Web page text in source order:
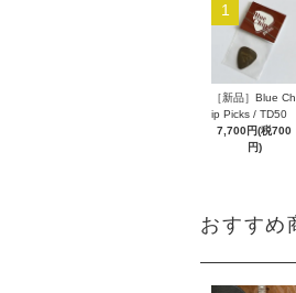
1
［新品］Blue Ch
ip Picks / TD50
7,700円(税700
円)
おすすめ